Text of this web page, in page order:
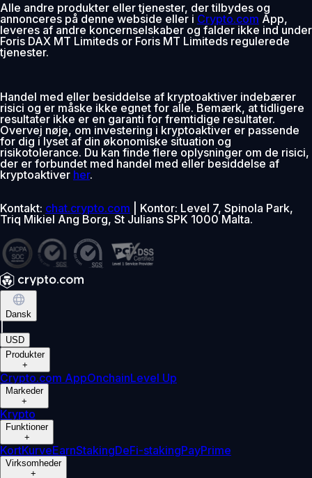
Alle andre produkter eller tjenester, der tilbydes og
annonceres på denne webside eller i Crypto.com App,
leveres af andre koncernselskaber og falder ikke ind under
Foris DAX MT Limiteds or Foris MT Limiteds regulerede
tjenester.
Handel med eller besiddelse af kryptoaktiver indebærer
risici og er måske ikke egnet for alle. Bemærk, at tidligere
resultater ikke er en garanti for fremtidige resultater.
Overvej nøje, om investering i kryptoaktiver er passende
for dig i lyset af din økonomiske situation og
risikotolerance. Du kan finde flere oplysninger om de risici,
der er forbundet med handel med eller besiddelse af
kryptoaktiver her.
Kontakt: chat.crypto.com | Kontor: Level 7, Spinola Park,
Triq Mikiel Ang Borg, St Julians SPK 1000 Malta.
Dansk
USD
Produkter
+
Crypto.com AppOnchainLevel Up
Markeder
+
Krypto
Funktioner
+
KortKurveEarnStakingDeFi-stakingPayPrime
Virksomheder
+